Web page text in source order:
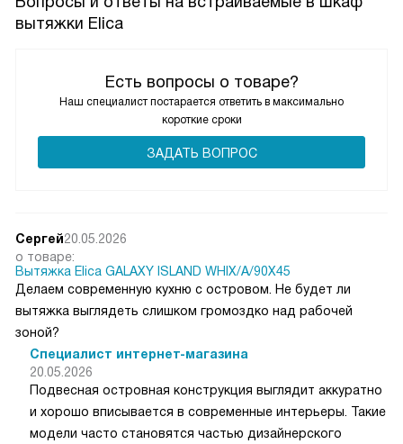
вытяжки Elica
Есть вопросы о товаре?
Наш специалист постарается ответить в максимально
короткие сроки
ЗАДАТЬ ВОПРОС
Сергей20.05.2026
о товаре:
Вытяжка Elica GALAXY ISLAND WHIX/A/90X45
Делаем современную кухню с островом. Не будет ли
вытяжка выглядеть слишком громоздко над рабочей
зоной?
Специалист интернет-магазина
20.05.2026
Подвесная островная конструкция выглядит аккуратно
и хорошо вписывается в современные интерьеры. Такие
модели часто становятся частью дизайнерского